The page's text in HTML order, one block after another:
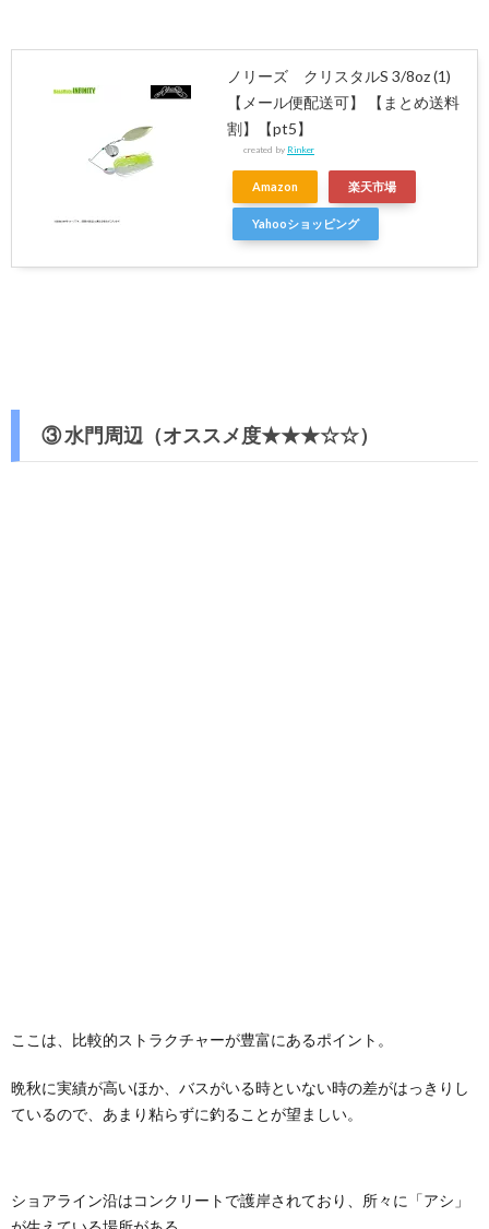
ノリーズ クリスタルS 3/8oz (1)
【メール便配送可】 【まとめ送料
割】【pt5】
created by Rinker
Amazon 楽天市場
Yahooショッピング
③ 水門周辺（オススメ度★★★☆☆）
ここは、比較的ストラクチャーが豊富にあるポイント。
晩秋に実績が高いほか、バスがいる時といない時の差がはっきりし
ているので、あまり粘らずに釣ることが望ましい。
ショアライン沿はコンクリートで護岸されており、所々に「アシ」